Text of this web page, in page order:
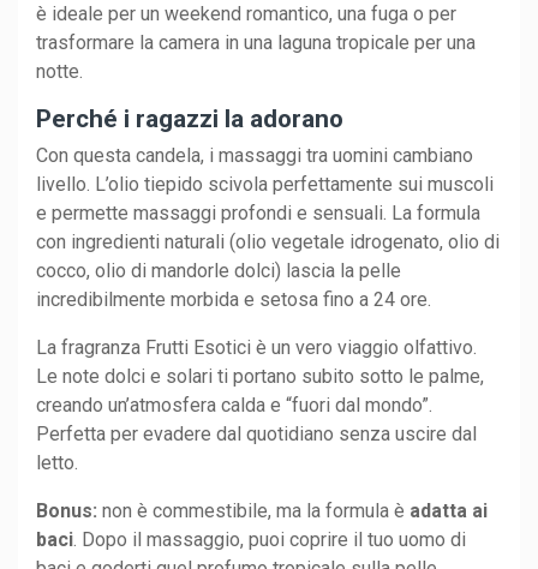
è ideale per un weekend romantico, una fuga o per
trasformare la camera in una laguna tropicale per una
notte.
Perché i ragazzi la adorano
Con questa candela, i massaggi tra uomini cambiano
livello. L’olio tiepido scivola perfettamente sui muscoli
e permette massaggi profondi e sensuali. La formula
con ingredienti naturali (olio vegetale idrogenato, olio di
cocco, olio di mandorle dolci) lascia la pelle
incredibilmente morbida e setosa fino a 24 ore.
La fragranza Frutti Esotici è un vero viaggio olfattivo.
Le note dolci e solari ti portano subito sotto le palme,
creando un’atmosfera calda e “fuori dal mondo”.
Perfetta per evadere dal quotidiano senza uscire dal
letto.
Bonus: non è commestibile, ma la formula è adatta ai
baci . Dopo il massaggio, puoi coprire il tuo uomo di